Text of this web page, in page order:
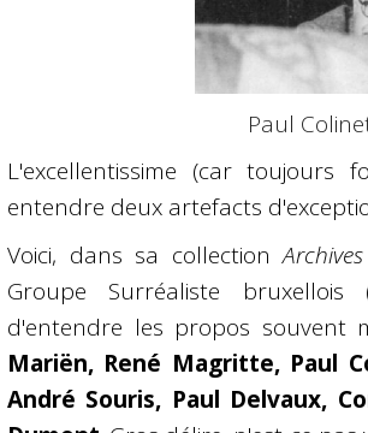
Paul
L'excellentissime (car toujours
entendre deux artefacts
Voici, dans sa collection
Groupe Surréaliste
d'entendre les propos souvent
Mariën, René Magritte, Paul
André Souris, Paul Delvaux,